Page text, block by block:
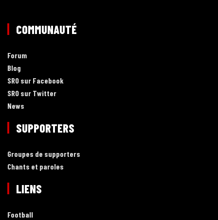
COMMUNAUTÉ
Forum
Blog
SRO sur Facebook
SRO sur Twitter
News
SUPPORTERS
Groupes de supporters
Chants et paroles
LIENS
Football